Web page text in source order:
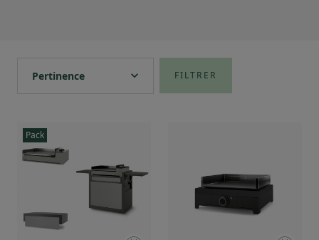
Associé à la plancha, le capot apporte une protection
efficace contre les poussières et les salissures entre
harmonieusement l’esthétique de l’ensemble. Une
solution pratique et élégante, imaginée pour
simplifier votre achat et accompagner durablement
vos moments de partage autour de la plancha.
Pertinence expand_more FILTRER
Pack